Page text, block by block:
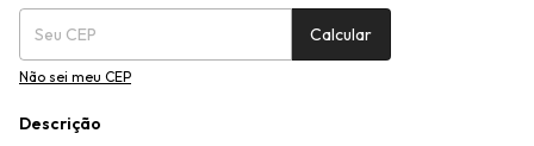
Calcular
Não sei meu CEP
Descrição